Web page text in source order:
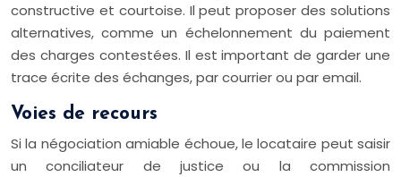
constructive et courtoise. Il peut proposer des solutions
alternatives, comme un échelonnement du paiement
des charges contestées. Il est important de garder une
trace écrite des échanges, par courrier ou par email.
Voies de recours
Si la négociation amiable échoue, le locataire peut saisir
un conciliateur de justice ou la commission